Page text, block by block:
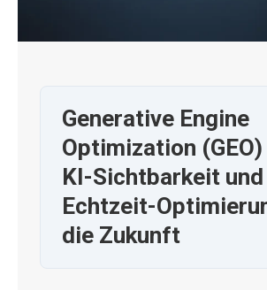
Generative Engine
Optimization
KI-Sichtbarkeit und
Echtzeit-
die Zukunft